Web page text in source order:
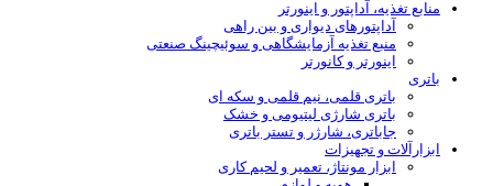
منابع تغذیه، آداپتور و اینورتر
آداپتورهای دیواری و بین راهی
منبع تغذیه آزمایشگاهی و سوئیچینگ صنعتی
اینورتر و کانورتر
باتری
باتری قلمی، نیم قلمی و سکه ای
باتری شارژی لیتیومی و خشک
جاباتری، شارژر و تستر باتری
ابزارآلات و تجهیزات
ابزار مونتاژ، تعمیر و لحیم کاری